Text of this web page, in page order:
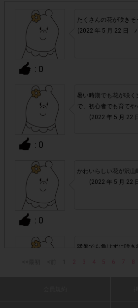
だくこともあります。
・スマートフォン、携帯電話、タブレ
て、機種によってはアンケートに回答
ます。
▼ポイント付与対象外
チェックポイントの条件を満たし
・ECサイトやネットスーパーでのご購入
確認された場合。
株式会社ドゥ・ハウスが運営する、
ービスのモニター回答は、
の参加とさせていただいております。
「対象商品名」「購入数」の全てが
: 0
たくさんの花が咲きそ
(2022 年 5 月 22 日
: 0
暑い時期でも花が咲く
で、初心者でも育てや
(2022 年 5 月 22
: 0
かわいらしい花が沢山
(2022 年 5 月 22
猛暑でも負けずに咲
2 3 4 5 6 7 8